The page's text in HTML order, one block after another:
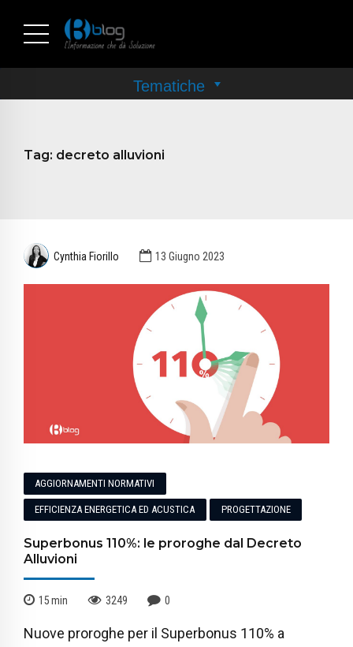
Tag: decreto alluvioni
Cynthia Fiorillo 13 Giugno 2023
AGGIORNAMENTI NORMATIVI
EFFICIENZA ENERGETICA ED ACUSTICA PROGETTAZIONE
Superbonus 110%: le proroghe dal Decreto
Alluvioni
15min 3249 0
Nuove proroghe per il Superbonus 110% a